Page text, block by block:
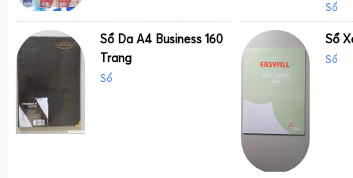
Sổ
Sổ Da A4 Business 160
Trang
Sổ
Sổ
Sổ